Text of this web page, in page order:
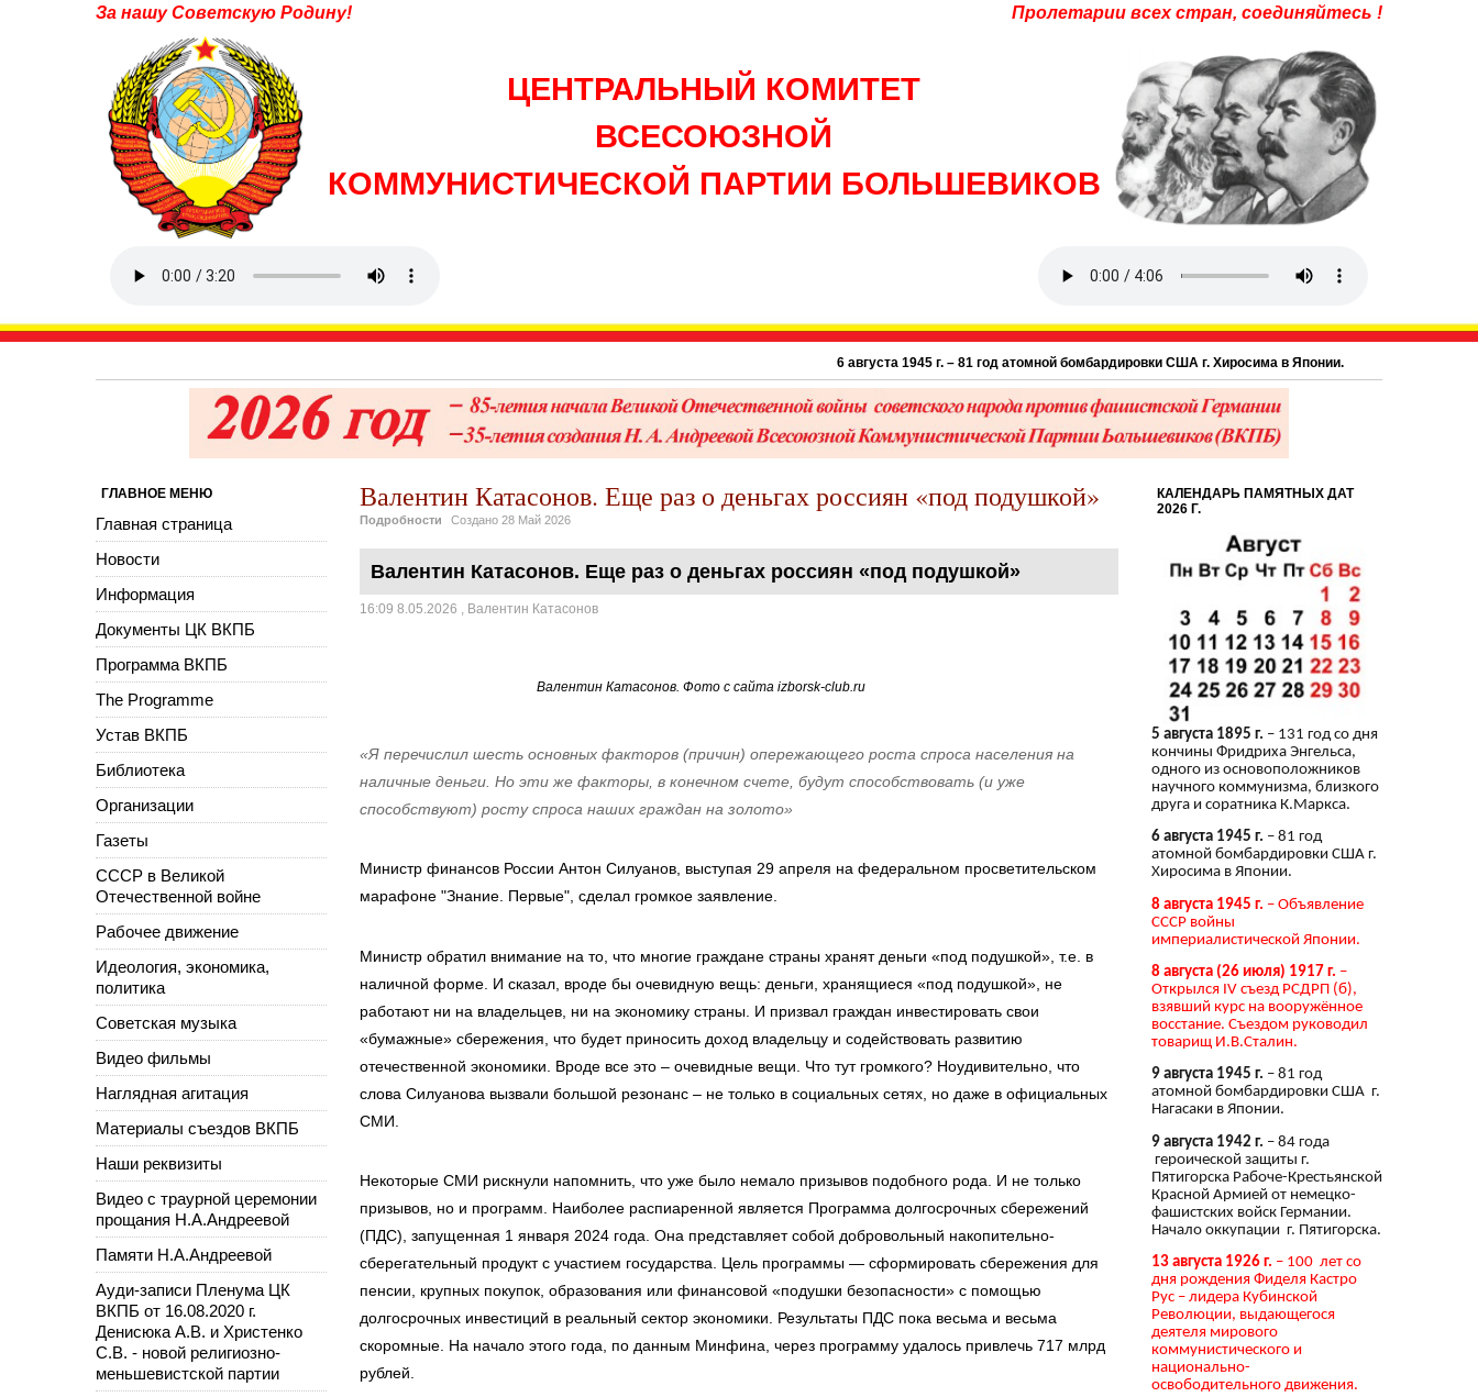
За нашу Советскую Родину! Пролетарии всех стран, соединяйтесь !
ЦЕНТРАЛЬНЫЙ КОМИТЕТ
ВСЕСОЮЗНОЙ
КОММУНИСТИЧЕСКОЙ ПАРТИИ БОЛЬШЕВИКОВ
6 августа 1945 г. – 81 год атомной бомбардировки США г. Хиросима в Японии.
Валентин Катасонов. Еще раз о деньгах россиян «под подушкой»
Подробности Создано 28 Май 2026
Валентин Катасонов. Еще раз о деньгах россиян «под подушкой»
16:09 8.05.2026 , Валентин Катасонов
Валентин Катасонов. Фото с сайта izborsk-club.ru
«Я перечислил шесть основных факторов (причин) опережающего роста спроса населения на
наличные деньги. Но эти же факторы, в конечном счете, будут способствовать (и уже
способствуют) росту спроса наших граждан на золото»
Министр финансов России Антон Силуанов, выступая 29 апреля на федеральном просветительском
марафоне "Знание. Первые", сделал громкое заявление.
Министр обратил внимание на то, что многие граждане страны хранят деньги «под подушкой», т.е. в
наличной форме. И сказал, вроде бы очевидную вещь: деньги, хранящиеся «под подушкой», не
работают ни на владельцев, ни на экономику страны. И призвал граждан инвестировать свои
«бумажные» сбережения, что будет приносить доход владельцу и содействовать развитию
отечественной экономики. Вроде все это – очевидные вещи. Что тут громкого? Ноудивительно, что
слова Силуанова вызвали большой резонанс – не только в социальных сетях, но даже в официальных
СМИ.
Некоторые СМИ рискнули напомнить, что уже было немало призывов подобного рода. И не только
призывов, но и программ. Наиболее распиаренной является Программа долгосрочных сбережений
(ПДС), запущенная 1 января 2024 года. Она представляет собой добровольный накопительно-
сберегательный продукт с участием государства. Цель программы — сформировать сбережения для
пенсии, крупных покупок, образования или финансовой «подушки безопасности» с помощью
долгосрочных инвестиций в реальный сектор экономики. Результаты ПДС пока весьма и весьма
скоромные. На начало этого года, по данным Минфина, через программу удалось привлечь 717 млрд
рублей.
ГЛАВНОЕ МЕНЮ
Главная страница
Новости
Информация
Документы ЦК ВКПБ
Программа ВКПБ
The Programme
Устав ВКПБ
Библиотека
Организации
Газеты
СССР в Великой
Отечественной войне
Рабочее движение
Идеология, экономика,
политика
Советская музыка
Видео фильмы
Наглядная агитация
Материалы съездов ВКПБ
Наши реквизиты
Видео с траурной церемонии
прощания Н.А.Андреевой
Памяти Н.А.Андреевой
Ауди-записи Пленума ЦК
ВКПБ от 16.08.2020 г.
Денисюка А.В. и Христенко
С.В. - новой религиозно-
меньшевистской партии
КАЛЕНДАРЬ ПАМЯТНЫХ ДАТ
2026 Г.
5 августа 1895 г. – 131 год со дня
кончины Фридриха Энгельса,
одного из основоположников
научного коммунизма, близкого
друга и соратника К.Маркса.
6 августа 1945 г. – 81 год
атомной бомбардировки США г.
Хиросима в Японии.
8 августа 1945 г. – Объявление
СССР войны
империалистической Японии.
8 августа (26 июля) 1917 г. –
Открылся IV съезд РСДРП (б),
взявший курс на вооружённое
восстание. Съездом руководил
товарищ И.В.Сталин.
9 августа 1945 г. – 81 год
атомной бомбардировки США г.
Нагасаки в Японии.
9 августа 1942 г. – 84 года
героической защиты г.
Пятигорска Рабоче-Крестьянской
Красной Армией от немецко-
фашистских войск Германии.
Начало оккупации г. Пятигорска.
13 августа 1926 г. – 100 лет со
дня рождения Фиделя Кастро
Рус – лидера Кубинской
Революции, выдающегося
деятеля мирового
коммунистического и
национально-
освободительного движения.